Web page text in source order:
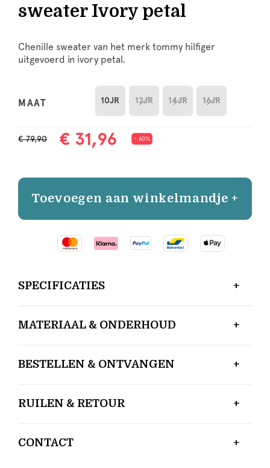
sweater Ivory petal
Chenille sweater van het merk tommy hilfiger
uitgevoerd in ivory petal.
MAAT 10JR 12JR 14JR 16JR
€ 79,90 € 31,96 - 60%
Toevoegen aan winkelmandje +
SPECIFICATIES
MATERIAAL & ONDERHOUD
BESTELLEN & ONTVANGEN
RUILEN & RETOUR
CONTACT